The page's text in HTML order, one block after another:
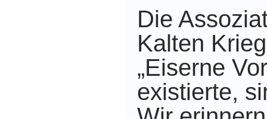
Die
Kalten
„Eiserne
existierte,